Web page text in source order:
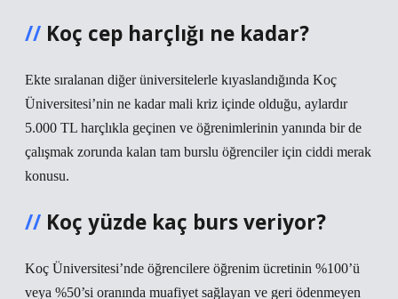
Koç cep harçlığı ne kadar?
Ekte sıralanan diğer üniversitelerle kıyaslandığında Koç
Üniversitesi’nin ne kadar mali kriz içinde olduğu, aylardır
5.000 TL harçlıkla geçinen ve öğrenimlerinin yanında bir de
çalışmak zorunda kalan tam burslu öğrenciler için ciddi merak
konusu.
Koç yüzde kaç burs veriyor?
Koç Üniversitesi’nde öğrencilere öğrenim ücretinin %100’ü
veya %50’si oranında muafiyet sağlayan ve geri ödenmeyen